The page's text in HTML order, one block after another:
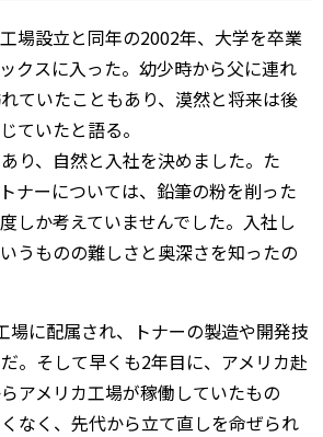
場設立と同年の2002年、大学を卒業
クスに入った。幼少時から父に連れ
ていたこともあり、漠然と将来は後
ていたと語る。
り、自然と入社を決めました。た
ナーについては、鉛筆の粉を削った
しか考えていませんでした。入社し
うものの難しさと奥深さを知ったの
場に配属され、トナーの製造や開発技
。そして早くも2年目に、アメリカ赴
アメリカ工場が稼働していたもの
なく、先代から立て直しを命ぜられ